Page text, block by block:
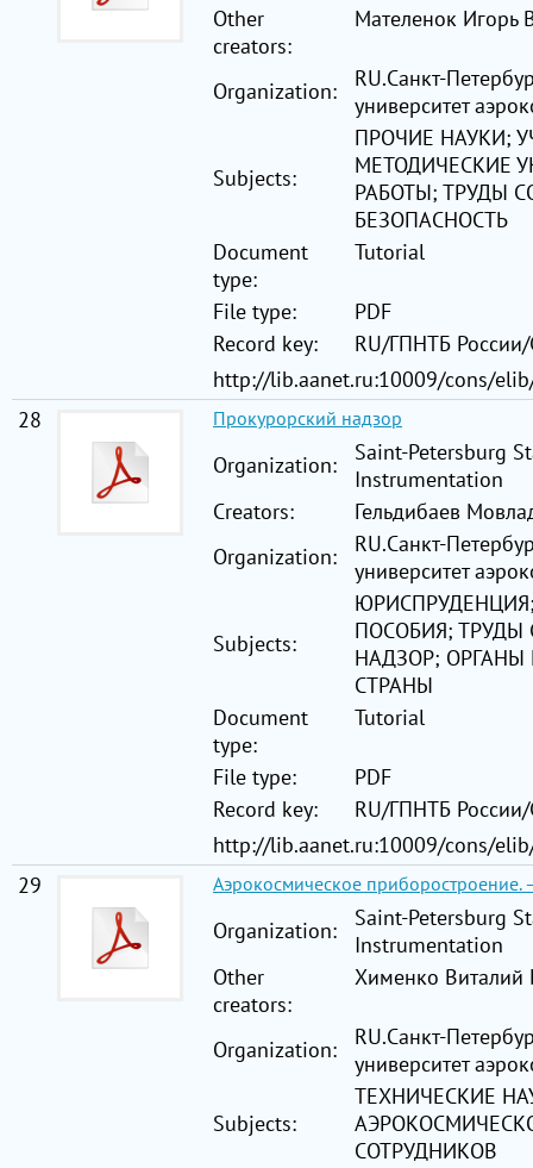
Other
creators:
Мателенок Игорь
Organization:
RU.Санкт-
университет
Subjects:
ПРОЧИЕ НАУКИ;
МЕТОДИЧЕСКИЕ
РАБОТЫ; ТРУДЫ
БЕЗОПАСНОСТЬ
Document
type:
Tutorial
File type:
PDF
Record key:
RU/ГПНТБ
http://lib.aanet.ru:10009/cons/
28
Прокурорский надзор
Organization:
Saint-Petersburg
Instrumentation
Creators:
Гельдибаев
Organization:
RU.Санкт-
университет
Subjects:
ПОСОБИЯ; ТРУДЫ
НАДЗОР; ОРГАНЫ
СТРАНЫ
Document
type:
Tutorial
File type:
PDF
Record key:
RU/ГПНТБ
http://lib.aanet.ru:10009/cons/
29
Аэрокосмическое приборостроение.
Organization:
Saint-Petersburg
Instrumentation
Other
creators:
Хименко Виталий
Organization:
RU.Санкт-
университет
Subjects:
ТЕХНИЧЕСКИЕ
СОТРУДНИКОВ